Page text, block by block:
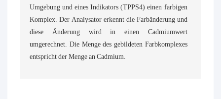
Umgebung und eines Indikators (TPPS4) einen farbigen
Komplex. Der Analysator erkennt die Farbänderung und
diese Änderung wird in einen Cadmiumwert
umgerechnet. Die Menge des gebildeten Farbkomplexes
entspricht der Menge an Cadmium.